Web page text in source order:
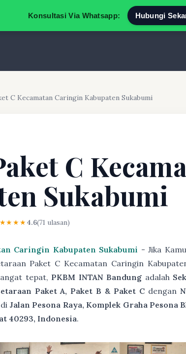
Konsultasi Via Whatsapp: Hubungi
C Kecamatan Caringin Kabupaten Sukabumi
C
Sukabumi
4.6(71 ulasan)
Caringin Kabupaten Sukabumi - Jika
Paket C Kecamatan Caringin
tepat, PKBM INTAN Bandung adalah
Paket A, Paket B & Paket Cdengan
Jalan Pesona Raya, Komplek Graha Pesona
40293, Indonesia.